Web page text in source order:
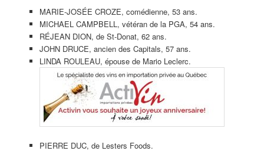
MARIE-JOSÉE CROZE, comédienne, 53 ans.
MICHAEL CAMPBELL, vétéran de la PGA, 54 ans.
RÉJEAN DION, de St-Donat, 62 ans.
JOHN DRUCE, ancien des Capitals, 57 ans.
LINDA ROULEAU, épouse de Mario Leclerc.
PIERRE DUC, de Lesters Foods.